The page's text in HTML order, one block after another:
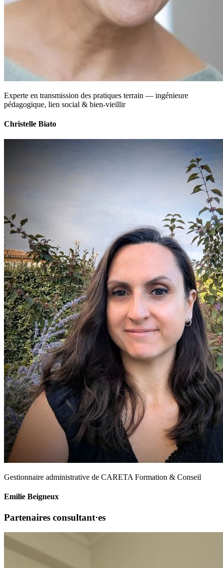
Experte en transmission des pratiques terrain — ingénieure
pédagogique, lien social & bien-vieillir
Christelle Biato
Gestionnaire administrative de CARETA Formation & Conseil
Emilie Beigneux
Partenaires consultant·es